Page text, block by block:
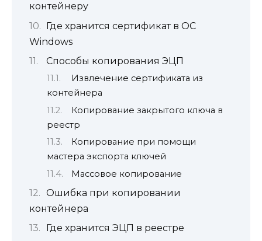
контейнеру
Где хранится сертификат в ОС
Windows
Способы копирования ЭЦП
Извлечение сертификата из
контейнера
Копирование закрытого ключа в
реестр
Копирование при помощи
мастера экспорта ключей
Массовое копирование
Ошибка при копировании
контейнера
Где хранится ЭЦП в реестре